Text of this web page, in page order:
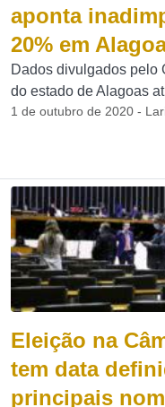
aponta
20% em
Dados divulgados pelo
do estado de Alagoas
1 de outubro de 2020 -
Eleição na
tem data
principais